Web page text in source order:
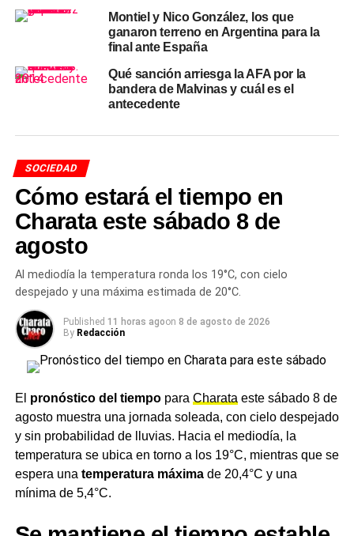
económica y contratar un seguro médico con amplia
cobertura. Sobre los pagos durante la estadía, la guía
sugiere utilizar tarjetas de crédito y débito tanto en
formato físico como digital.
Un dato que muchos pueden pasar por alto:
estar autorizados o comercializarse de manera
medicación regular debería consultar previamente si está
permitida en el país de destino.
Qué hacer ante una emergencia
El número de emergencias en Estados Unidos es el
Para problemas de salud leves o moderados, la
Cancillería recomienda acudir a los denominados
Care, centros de atención médica rápida con costos
generalmente inferiores a los de los hospitales. Tener
contratado un seguro médico con buena cobertura es, en
urgencias sin seguro en Estados Unidos puede
costar varios cientos de dólares.
Cómo evitar estafas con
alojamientos y alquileres
Las estafas en reservas de hospedaje son uno de los
Montiel y Nico González, los que
ganaron terreno en Argentina para la
final ante España
Qué sanción arriesga la AFA por la
bandera de Malvinas y cuál es el
antecedente
SOCIEDAD
Cómo estará el tiempo en
Charata este sábado 8 de
agosto
Al mediodía la temperatura ronda los 19°C, con cielo
despejado y una máxima estimada de 20°C.
Published 11 horas agoon 8 de agosto de 2026
By Redacción
El pronóstico del tiempopara Charata este sábado 8 de
agosto muestra una jornada soleada, con cielo despejado
y sin probabilidad de lluvias. Hacia el mediodía, la
temperatura se ubica en torno a los 19°C, mientras que se
espera una temperatura máximade 20,4°C y una
mínima de 5,4°C.